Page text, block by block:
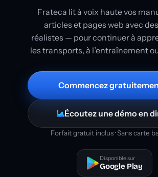
Frateca lit à voix haute vos
articles et pages web avec
réalistes — pour continuer à
les transports, à l’entraînement
Commencez
Écoutez une démo en
Forfait gratuit inclus · Sans carte
Disponible sur
Google Play